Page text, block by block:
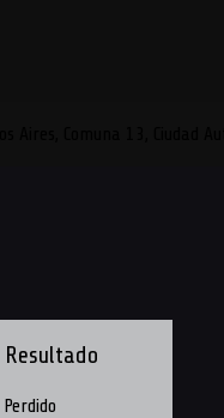
Resultado
Perdido